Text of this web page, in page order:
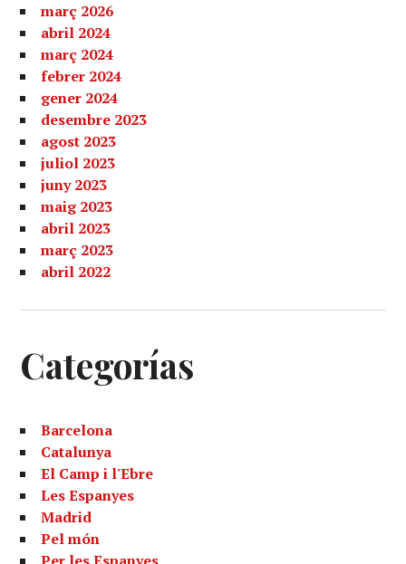
març 2026
abril 2024
març 2024
febrer 2024
gener 2024
desembre 2023
agost 2023
juliol 2023
juny 2023
maig 2023
abril 2023
març 2023
abril 2022
Categorías
Barcelona
Catalunya
El Camp i l'Ebre
Les Espanyes
Madrid
Pel món